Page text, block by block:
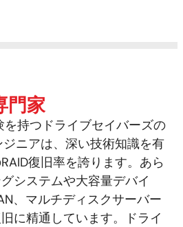
門家
持つドライブセイバーズの
ニアは、深い技術知識を有
復旧率を誇ります。あら
システムや大容量デバイ
、マルチディスクサーバー
に精通しています。ドライ